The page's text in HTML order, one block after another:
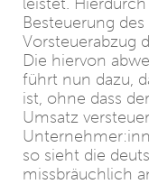
leistet.
Besteuerung
Vorsteuerabzug
Die hiervon
führt nun dazu,
ist, ohne dass
Umsatz
so sieht die
missbräuchlich